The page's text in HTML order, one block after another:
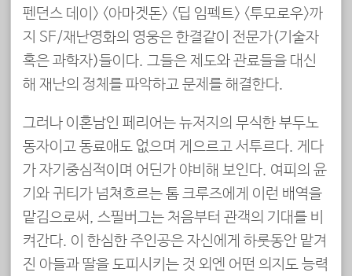
펜던스 데이> <아마겟돈> <딥 임펙트> <투모로우>까
지 SF/재난영화의 영웅은 한결같이 전문가(기술자
혹은 과학자)들이다. 그들은 제도와 관료들을 대신
해 재난의 정체를 파악하고 문제를 해결한다.
그러나 이혼남인 페리어는 뉴저지의 무식한 부두노
동자이고 동료애도 없으며 게으르고 서투르다. 게다
가 자기중심적이며 어딘가 야비해 보인다. 여피의 윤
기와 귀티가 넘쳐흐르는 톰 크루즈에게 이런 배역을
맡김으로써, 스필버그는 처음부터 관객의 기대를 비
켜간다. 이 한심한 주인공은 자신에게 하룻동안 맡겨
진 아들과 딸을 도피시키는 것 외엔 어떤 의지도 능력